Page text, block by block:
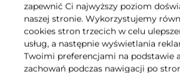
Specyfikacja
Polecane
zapewnić Ci najwyższy poziom
naszej stronie. Wykorzystujemy
cookies stron trzecich w celu
usług, a następnie wyświetlania
Twoimi preferencjami na podstawie
zachowań podczas nawigacji po